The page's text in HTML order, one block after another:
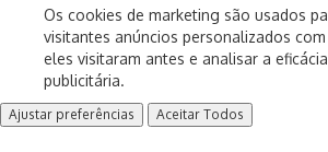
Os cookies de marketing são usados
visitantes anúncios personalizados
eles visitaram antes e analisar a
publicitária.
Ajustar preferências Aceitar Todos